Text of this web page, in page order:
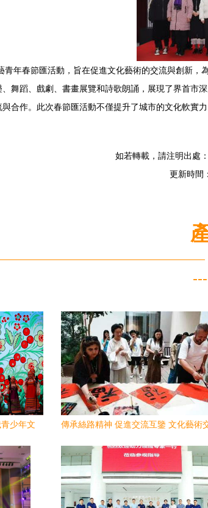
青年春節匯活動，旨在促進文化藝術的交流與創新
舞蹈、戲劇、書畫展覽和詩歌朗誦，展現了界首
合作。此次春節匯活動不僅提升了城市的文化軟
如若轉載，請注明出處
更新時間
少年文
傳承絲路精神 促進交流互鑒 文化藝術